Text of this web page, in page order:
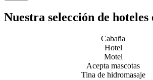
Nuestra selección de
Cabaña
Hotel
Motel
Acepta mascotas
Tina de hidromasaje